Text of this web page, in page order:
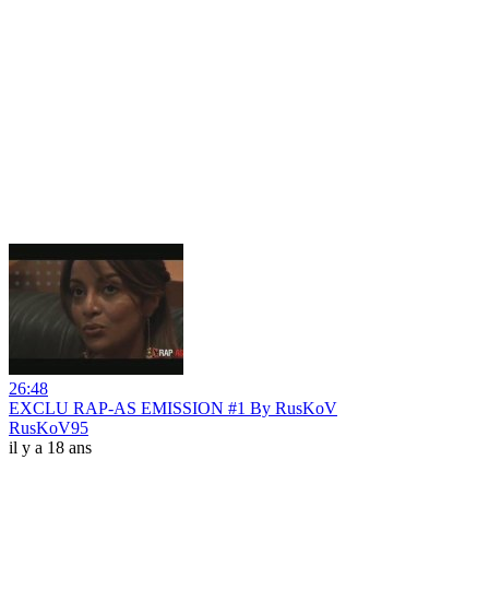
26:48
EXCLU RAP-AS EMISSION #1 By RusKoV
RusKoV95
il y a 18 ans